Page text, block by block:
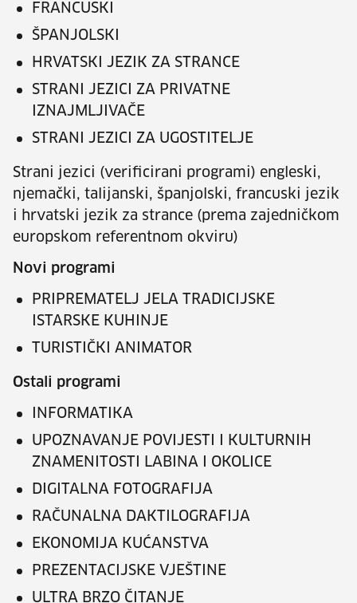
FRANCUSKI
ŠPANJOLSKI
HRVATSKI JEZIK ZA STRANCE
STRANI JEZICI ZA PRIVATNE
IZNAJMLJIVAČE
STRANI JEZICI ZA UGOSTITELJE
Strani jezici (verificirani programi) engleski,
njemački, talijanski, španjolski, francuski jezik
i hrvatski jezik za strance (prema zajedničkom
europskom referentnom okviru)
Novi programi
PRIPREMATELJ JELA TRADICIJSKE
ISTARSKE KUHINJE
TURISTIČKI ANIMATOR
Ostali programi
INFORMATIKA
UPOZNAVANJE POVIJESTI I KULTURNIH
ZNAMENITOSTI LABINA I OKOLICE
DIGITALNA FOTOGRAFIJA
RAČUNALNA DAKTILOGRAFIJA
EKONOMIJA KUĆANSTVA
PREZENTACIJSKE VJEŠTINE
ULTRA BRZO ČITANJE